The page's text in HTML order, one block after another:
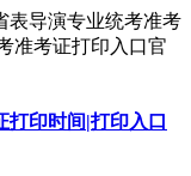
表导演专业统考准考
准考证打印入口官
打印时间|打印入口